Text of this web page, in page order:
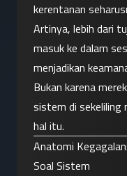
kerentanan
Artinya, lebih dari
masuk ke dalam
menjadikan
Bukan karena
sistem di sekeliling
hal itu.
Anatomi
Soal Sistem